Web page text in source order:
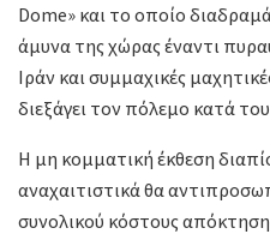
Dome» και το οποίο
άμυνα της χώρας έναντι
Ιράν και συμμαχικές
διεξάγει τον πόλεμο κατά
Η μη κομματική έκθεση
αναχαιτιστικά θα
συνολικού κόστους